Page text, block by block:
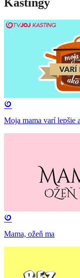
Moja mama varí lepšie
Mama, ožeň ma